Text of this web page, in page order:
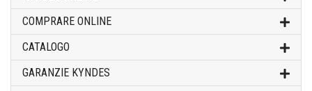
COMPRARE ONLINE
CATALOGO
GARANZIE KYNDES